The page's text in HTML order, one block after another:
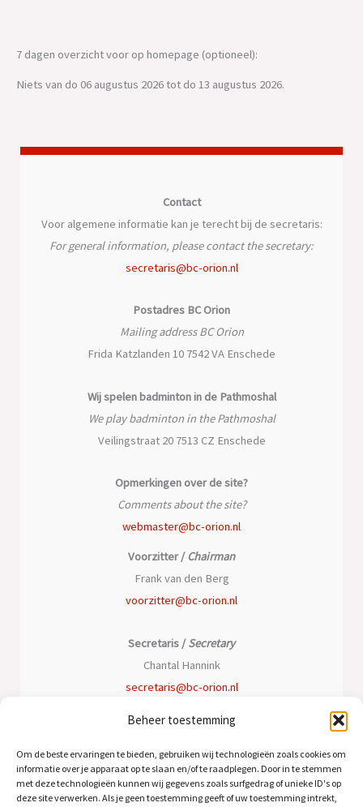
Beheer toestemming
Om de beste ervaringen te bieden, gebruiken wij technologieën zoals cookies om
informatie over je apparaat op te slaan en/of te raadplegen. Door in te stemmen
met deze technologieën kunnen wij gegevens zoals surfgedrag of unieke ID's op
deze site verwerken. Als je geen toestemming geeft of uw toestemming intrekt,
7 dagen overzicht voor op homepage (optioneel):
Niets van do 06 augustus 2026 tot do 13 augustus 2026.
Contact
Voor algemene informatie kan je terecht bij de secretaris:
For general information, please contact the secretary:
secretaris@bc-orion.nl
Postadres BC Orion
Mailing address BC Orion
Frida Katzlanden 10 7542 VA Enschede
Wij spelen badminton in de Pathmoshal
We play badminton in the Pathmoshal
Veilingstraat 20 7513 CZ Enschede
Opmerkingen over de site?
Comments about the site?
webmaster@bc-orion.nl
Voorzitter /Chairman
Frank van den Berg
voorzitter@bc-orion.nl
Secretaris /Secretary
Chantal Hannink
secretaris@bc-orion.nl
Treasurer
Peter Oomen
penningmeester@bc-orion.nl